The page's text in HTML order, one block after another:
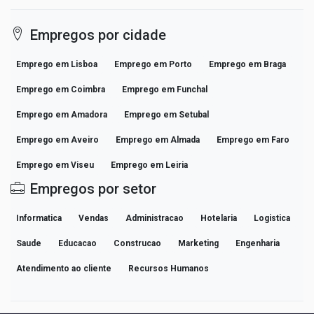
Empregos por cidade
Emprego em Lisboa Emprego em Porto Emprego em Braga
Emprego em Coimbra Emprego em Funchal
Emprego em Amadora Emprego em Setubal
Emprego em Aveiro Emprego em Almada Emprego em Faro
Emprego em Viseu Emprego em Leiria
Empregos por setor
Informatica Vendas Administracao Hotelaria Logistica
Saude Educacao Construcao Marketing Engenharia
Atendimento ao cliente Recursos Humanos